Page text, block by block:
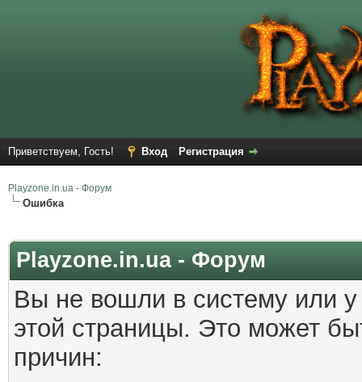
Приветствуем, Гость! Вход Регистрация
Playzone.in.ua - Форум
Ошибка
Playzone.in.ua - Форум
Вы не вошли в систему или
этой страницы. Это может
причин: